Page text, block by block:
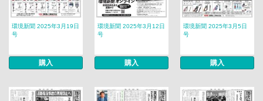
環境新聞 2025年3月19日
号
購入
環境新聞 2025年3月12日
号
購入
環境新聞 2025年3月5日
号
購入